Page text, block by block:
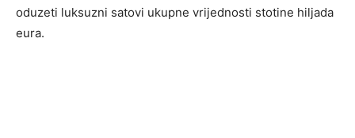
oduzeti luksuzni satovi ukupne vrijednosti stotine hiljada
eura.